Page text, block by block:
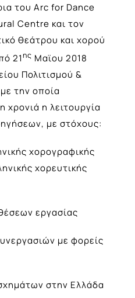
του Arc for Dance
Centre και τον
θεάτρου και χορού
21ης Μαϊου 2018
Πολιτισμού &
την οποία
χρονιά η λειτουργία
με στόχους:
χορογραφικής
χορευτικής
εργασίας
με φορείς
στην Ελλάδα